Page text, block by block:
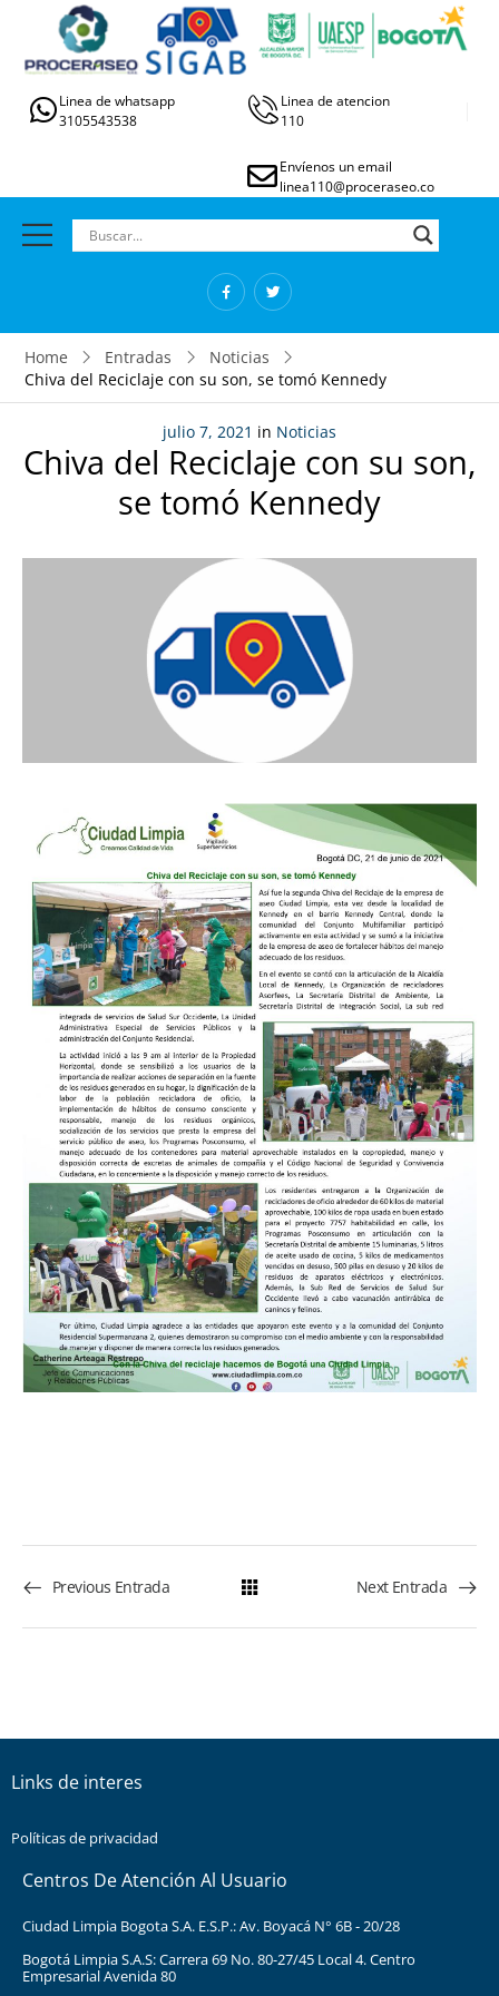
Linea de whatsapp
3105543538
Linea de atencion
110
Envíenos un email
linea110@proceraseo.co
Home Entradas
Noticias
Chiva del Reciclaje con su son, se tomó Kennedy
julio 7, 2021 in Noticias
Chiva del Reciclaje con su son,
se tomó Kennedy
Previous Entrada Next Entrada
Links de interes
Políticas de privacidad
Centros De Atención Al Usuario
Ciudad Limpia Bogota S.A. E.S.P.: Av. Boyacá N° 6B - 20/28
Bogotá Limpia S.A.S: Carrera 69 No. 80-27/45 Local 4. Centro
Empresarial Avenida 80